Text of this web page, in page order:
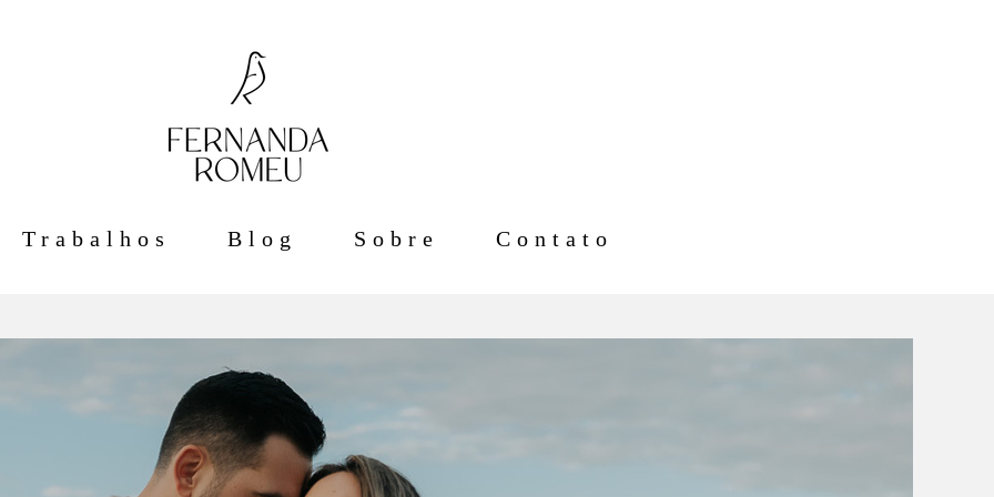
Trabalhos Blog Sobre Contato